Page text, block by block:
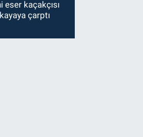
eser kaçakçısı
çarptı